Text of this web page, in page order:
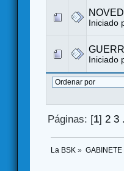
Iniciado
Iniciado
Páginas: [1] 2 3
La BSK » GABINETE